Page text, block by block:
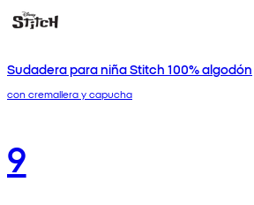
Sudadera para niña Stitch 100% algodón
con cremallera y capucha
9